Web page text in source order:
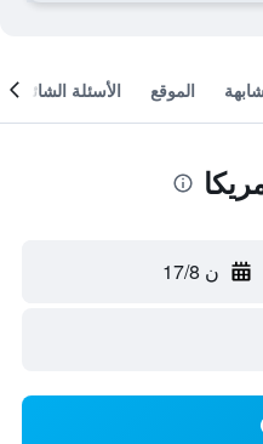
الموقع الأسئلة الشائعة
ن 17/8